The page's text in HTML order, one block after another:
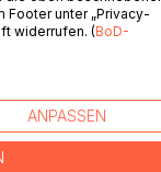
Footer unter „Privacy-
widerrufen. (BoD-
ANPASSEN